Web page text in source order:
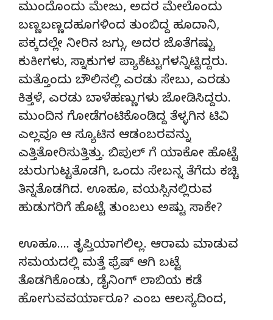
ಮುಂದೊಂದು ಮೇಜು, ಅದರ ಮೇಲೊಂದು
ಬಣ್ಣಬಣ್ಣದಹೂಗಳಿಂದ ತುಂಬಿದ್ದ ಹೂದಾನಿ,
ಪಕ್ಕದಲ್ಲೇ ನೀರಿನ ಜಗ್ಗು, ಅದರ ಜೊತೆಗಷ್ಟು
ಕುಕೀಗಳು, ಸ್ನಾಕುಗಳ ಪ್ಯಾಕೆಟ್ಟುಗಳನ್ನಿಟ್ಟಿದ್ದರು.
ಮತ್ತೊಂದು ಬೌಲಿನಲ್ಲಿ ಎರಡು ಸೇಬು, ಎರಡು
ಕಿತ್ತಳೆ, ಎರಡು ಬಾಳೆಹಣ್ಣುಗಳು ಜೋಡಿಸಿದ್ದರು.
ಮುಂದಿನ ಗೋಡೆಗಂಟಿಕೊಂಡಿದ್ದ ತೆಳ್ಳಗಿನ ಟಿವಿ
ಎಲ್ಲವೂ ಆ ಸ್ಯೂಟಿನ ಆಡಂಬರವನ್ನು
ಎತ್ತಿತೋರಿಸುತ್ತಿತ್ತು. ಬಿಪುಲ್ ಗೆ ಯಾಕೋ ಹೊಟ್ಟೆ
ಚುರುಗುಟ್ಟತೊಡಗಿ, ಒಂದು ಸೇಬನ್ನ ತೆಗೆದು ಕಚ್ಚಿ
ತಿನ್ನತೊಡಗಿದ. ಊಹೂ, ವಯಸ್ಸಿನಲ್ಲಿರುವ
ಹುಡುಗರಿಗೆ ಹೊಟ್ಟೆ ತುಂಬಲು ಅಷ್ಟು ಸಾಕೇ?
ಊಹೂ…. ತೃಪ್ತಿಯಾಗಲಿಲ್ಲ. ಆರಾಮ ಮಾಡುವ
ಸಮಯದಲ್ಲಿ ಮತ್ತೆ ಫ್ರೆಷ್ ಆಗಿ ಬಟ್ಟೆ
ತೊಡಗಿಕೊಂಡು, ಡೈನಿಂಗ್ ಲಾಬಿಯ ಕಡೆ
ಹೋಗುವವರ್ಯಾರೂ? ಎಂಬ ಆಲಸ್ಯದಿಂದ,